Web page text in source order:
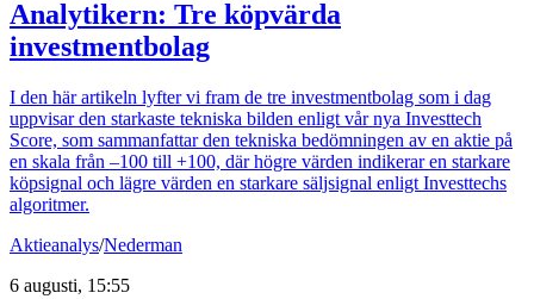
Analytikern: Tre köpvärda
investmentbolag
I den här artikeln lyfter vi fram de tre investmentbolag som i dag
uppvisar den starkaste tekniska bilden enligt vår nya Investtech
Score, som sammanfattar den tekniska bedömningen av en aktie på
en skala från –100 till +100, där högre värden indikerar en starkare
köpsignal och lägre värden en starkare säljsignal enligt Investtechs
algoritmer.
Aktieanalys/Nederman
6 augusti, 15:55